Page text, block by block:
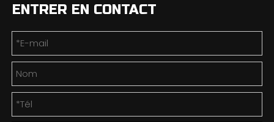
ENTRER EN CONTACT